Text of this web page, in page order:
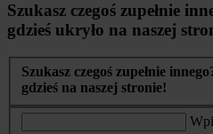
Szukasz czegoś zupełnie
gdzieś ukryło na naszej
Szukasz czegoś zupełnie
gdzieś na naszej stronie!